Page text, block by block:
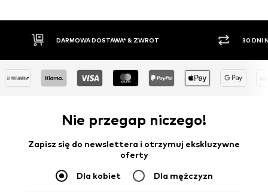
DARMOWA DOSTAWA* & ZWROT 30 DNI
Nie przegap niczego!
Zapisz się do newslettera i otrzymuj ekskluzywne
oferty
Dla kobiet Dla mężczyzn